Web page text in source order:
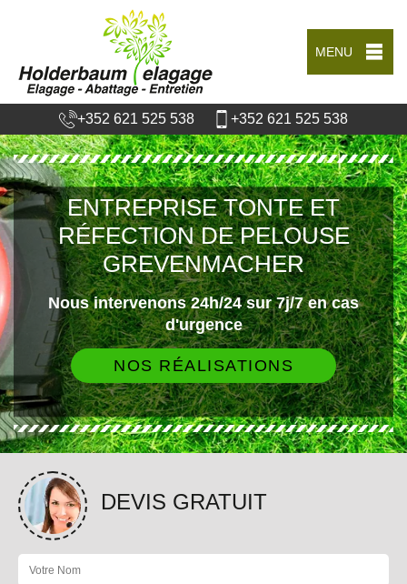
MENU
+352 621 525 538 +352 621 525 538
ENTREPRISE TONTE ET
RÉFECTION DE PELOUSE
GREVENMACHER
Nous intervenons 24h/24 sur 7j/7 en cas
d'urgence
NOS RÉALISATIONS
DEVIS GRATUIT